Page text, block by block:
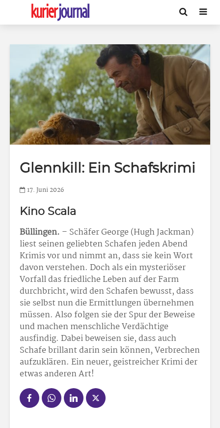
Glennkill: Ein Schafskrimi
17. Juni 2026
Kino Scala
Büllingen. – Schäfer George (Hugh Jackman)
liest seinen geliebten Schafen jeden Abend
Krimis vor und nimmt an, dass sie kein Wort
davon verstehen. Doch als ein mysteriöser
Vorfall das friedliche Leben auf der Farm
durchbricht, wird den Schafen bewusst, dass
sie selbst nun die Ermittlungen übernehmen
müssen. Also folgen sie der Spur der Beweise
und machen menschliche Verdächtige
ausfindig. Dabei beweisen sie, dass auch
Schafe brillant darin sein können, Verbrechen
aufzuklären. Ein neuer, geistreicher Krimi der
etwas anderen Art!